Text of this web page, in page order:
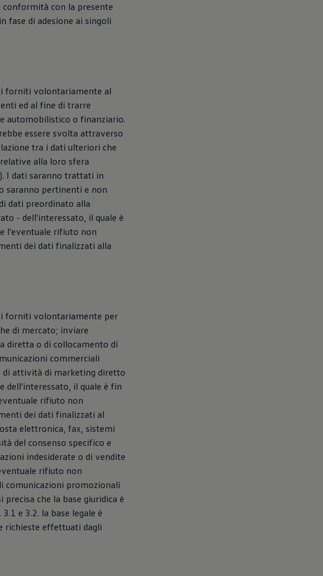
con la presente
di adesione ai singoli
forniti volontariamente al
ed al fine di trarre
automobilistico o finanziario.
essere svolta attraverso
tra i dati ulteriori che
alla loro sfera
I dati saranno trattati in
saranno pertinenti e non
dati preordinato alla
- dell'interessato, il quale è
l'eventuale rifiuto non
dei dati finalizzati alla
forniti volontariamente per
di mercato; inviare
diretta o di collocamento di
commerciali
attività di marketing diretto
dell'interessato, il quale è fin
rifiuto non
dei dati finalizzati al
elettronica, fax, sistemi
del consenso specifico e
indesiderate o di vendite
rifiuto non
comunicazioni promozionali
che la base giuridica è
e 3.2. la base legale è
richieste effettuati dagli